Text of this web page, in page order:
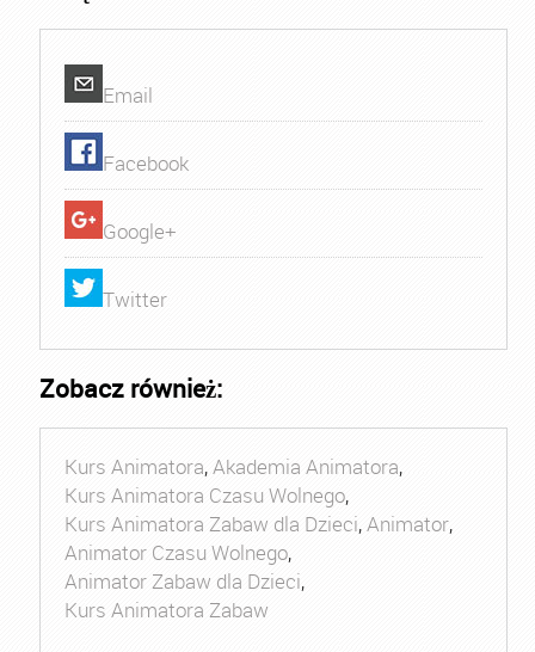
Email
Facebook
Google+
Twitter
Zobacz również:
Kurs Animatora,Akademia Animatora,
Kurs Animatora Czasu Wolnego,
Kurs Animatora Zabaw dla Dzieci,Animator,
Animator Czasu Wolnego,
Animator Zabaw dla Dzieci,
Kurs Animatora Zabaw